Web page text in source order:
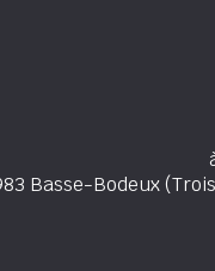
Basse-Bodeux